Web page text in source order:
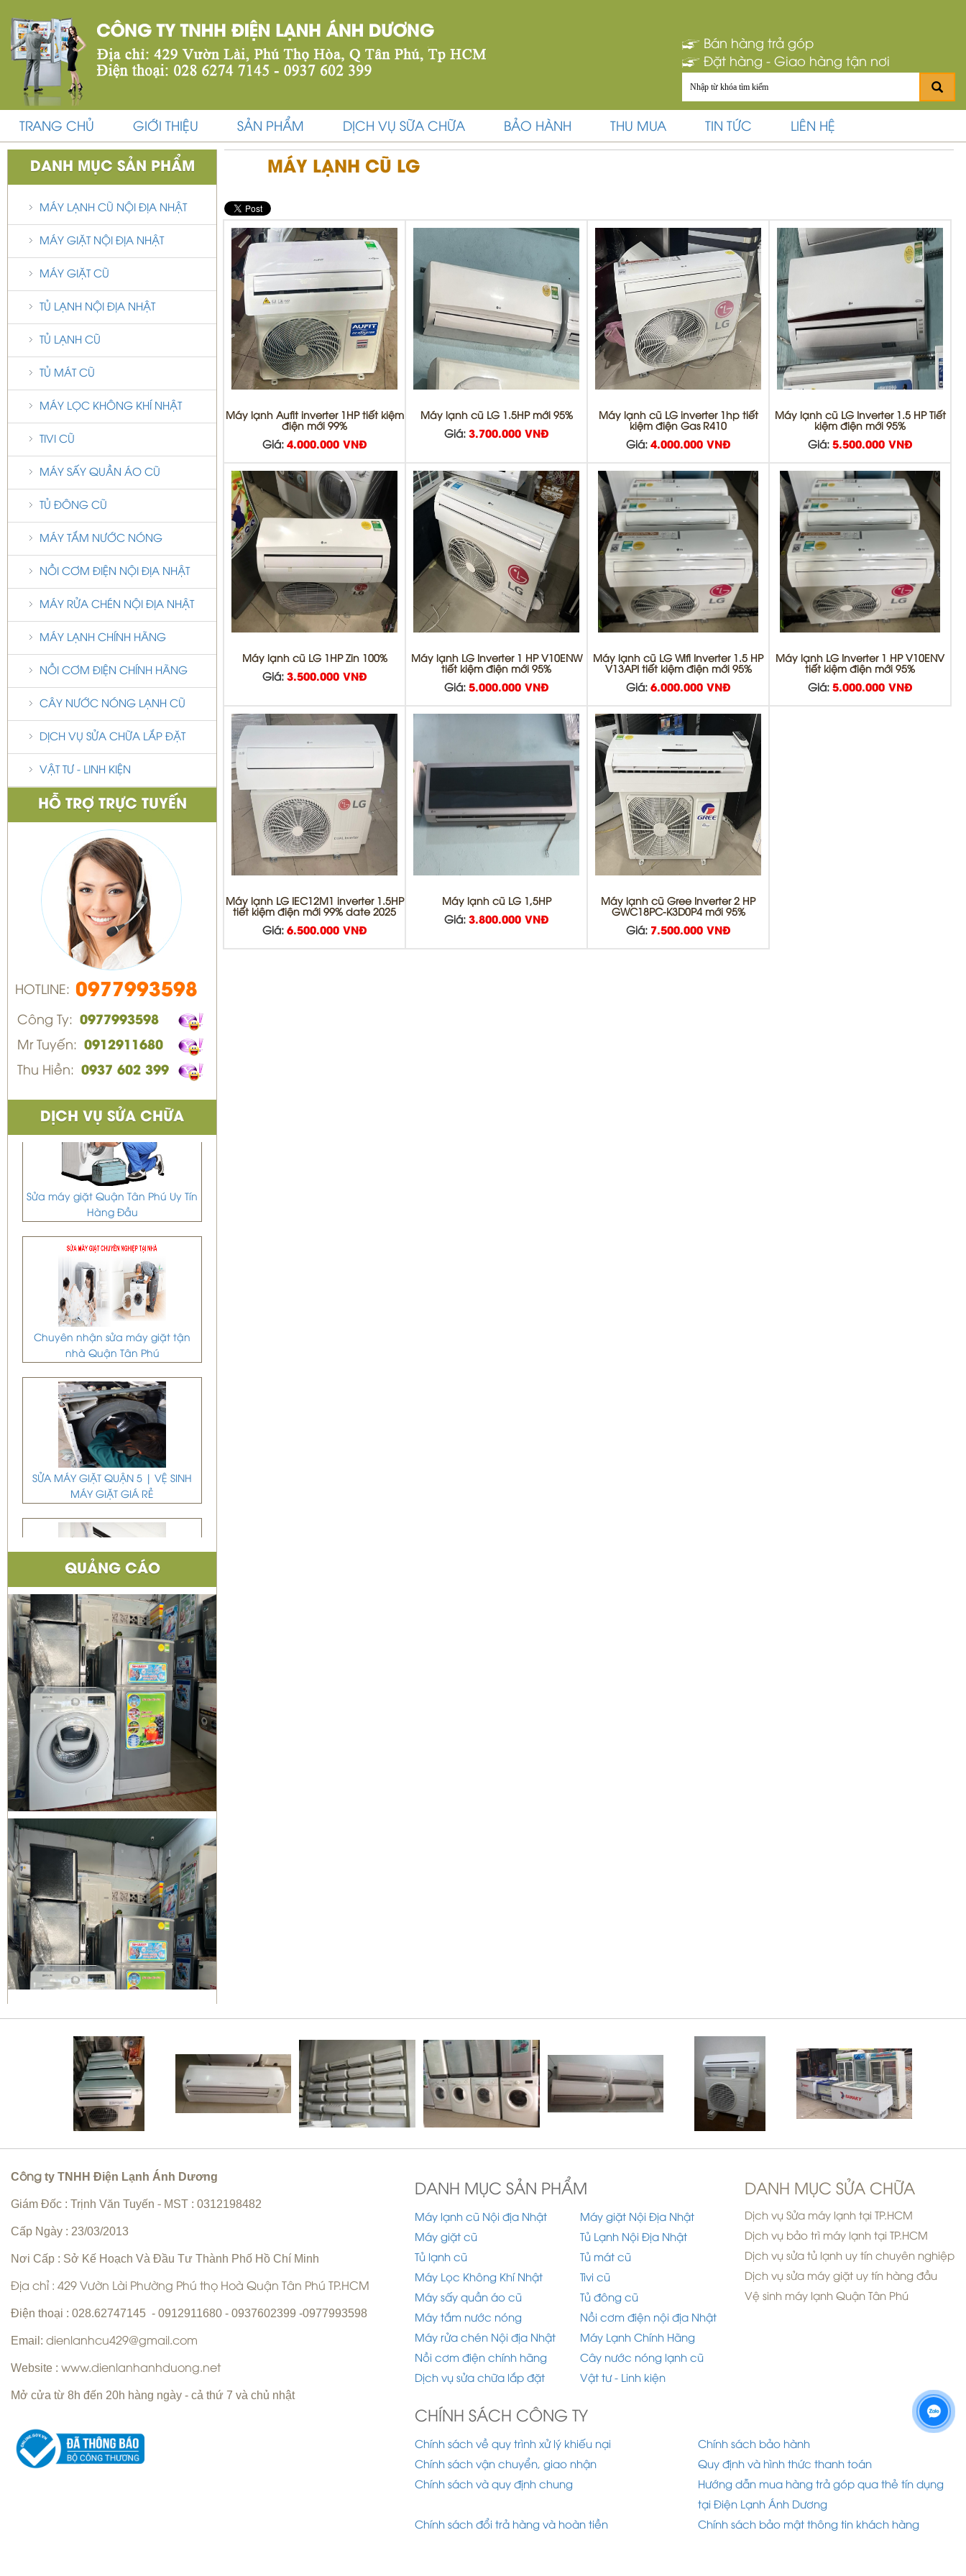
Bán hàng trả góp
Đặt hàng - Giao hàng tận nơi
TRANG CHỦ GIỚI THIỆU SẢN PHẨM DỊCH VỤ SỮA CHỮA BẢO HÀNH THU MUA TIN TỨC LIÊN HỆ
DANH MỤC SẢN PHẨM
MÁY LẠNH CŨ NỘI ĐỊA NHẬT
MÁY GIẶT NỘI ĐỊA NHẬT
MÁY GIẶT CŨ
TỦ LẠNH NỘI ĐỊA NHẬT
TỦ LẠNH CŨ
TỦ MÁT CŨ
MÁY LỌC KHÔNG KHÍ NHẬT
TIVI CŨ
MÁY SẤY QUẦN ÁO CŨ
TỦ ĐÔNG CŨ
MÁY TẮM NƯỚC NÓNG
NỒI CƠM ĐIỆN NỘI ĐỊA NHẬT
MÁY RỬA CHÉN NỘI ĐỊA NHẬT
MÁY LẠNH CHÍNH HÃNG
NỒI CƠM ĐIỆN CHÍNH HÃNG
CÂY NƯỚC NÓNG LẠNH CŨ
DỊCH VỤ SỬA CHỮA LẮP ĐẶT
VẬT TƯ - LINH KIỆN
HỖ TRỢ TRỰC TUYẾN
HOTLINE: 0977993598
Công Ty: 0977993598
Mr Tuyến: 0912911680
Thu Hiền: 0937 602 399
DỊCH VỤ SỬA CHỮA
Sửa máy giặt Quận Tân Phú Uy Tín
Hàng Đầu
Chuyên nhận sửa máy giặt tận
nhà Quận Tân Phú
SỬA MÁY GIẶT QUẬN 5 | VỆ SINH
MÁY GIẶT GIÁ RẺ
DỊCH VỤ DI DỜI THÁO VÀ LẮP ĐẶT
MÁY LẠNH QUẬN BÌNH TÂN
Sửa tủ lạnh Quận 1 | Bơm Gas tủ
lạnh Quận 1
Sửa máy giặt Quận 3 | vệ sinh máy
giặt quận 3
máy giặt giá rẻ
Bơm gas máy lạnh quận 10
máy lạnh Quận 6 |
Sửa máy lạnh Quận 5 - Bảo trì máy
lạnh Quận 5
Hàng Đầu
QUẢNG CÁO
MÁY LẠNH CŨ LG
Máy lạnh Aufit inverter 1HP tiết kiệm
điện mới 99%
Giá: 4.000.000 VNĐ
Máy lạnh cũ LG 1.5HP mới 95%
Giá: 3.700.000 VNĐ
Máy lạnh cũ LG inverter 1hp tiết
kiệm điện Gas R410
Giá: 4.000.000 VNĐ
Máy lạnh cũ LG Inverter 1.5 HP Tiết
kiệm điện mới 95%
Giá: 5.500.000 VNĐ
Máy lạnh cũ LG 1HP Zin 100%
Giá: 3.500.000 VNĐ
Máy lạnh LG Inverter 1 HP V10ENW
tiết kiệm điện mới 95%
Giá: 5.000.000 VNĐ
Máy lạnh cũ LG Wifi Inverter 1.5 HP
V13API tiết kiệm điện mới 95%
Giá: 6.000.000 VNĐ
Máy lạnh LG Inverter 1 HP V10ENV
tiết kiệm điện mới 95%
Giá: 5.000.000 VNĐ
Máy lạnh LG IEC12M1 inverter 1.5HP
tiết kiệm điện mới 99% date 2025
Giá: 6.500.000 VNĐ
Máy lạnh cũ LG 1,5HP
Giá: 3.800.000 VNĐ
Máy lạnh cũ Gree Inverter 2 HP
GWC18PC-K3D0P4 mới 95%
Giá: 7.500.000 VNĐ
Công ty TNHH Điện Lạnh Ánh Dương
Giám Đốc : Trịnh Văn Tuyến - MST : 0312198482
Cấp Ngày : 23/03/2013
Nơi Cấp : Sở Kế Hoạch Và Đầu Tư Thành Phố Hồ Chí Minh
Địa chỉ : 429 Vườn Lài Phường Phú thọ Hoà Quận Tân Phú TP.HCM
Điện thoại : 028.62747145 - 0912911680 - 0937602399 -0977993598
Email: dienlanhcu429@gmail.com
Website : www.dienlanhanhduong.net
Mở cửa từ 8h đến 20h hàng ngày - cả thứ 7 và chủ nhật
DANH MỤC SẢN PHẨM
Máy lạnh cũ Nội địa Nhật
Máy giặt Nội Địa Nhật
Máy giặt cũ
Tủ Lạnh Nội Địa Nhật
Tủ lạnh cũ
Tủ mát cũ
Máy Lọc Không Khí Nhật
Tivi cũ
Máy sấy quần áo cũ
Tủ đông cũ
Máy tắm nước nóng
Nồi cơm điện nội địa Nhật
Máy rửa chén Nội địa Nhật
Máy Lạnh Chính Hãng
Nồi cơm điện chính hãng
Cây nước nóng lạnh cũ
Dịch vụ sửa chữa lắp đặt
Vật tư - Linh kiện
DANH MỤC SỬA CHỮA
Dịch vụ Sửa máy lạnh tại TP.HCM
Dịch vụ bảo trì máy lạnh tại TP.HCM
Dịch vụ sửa tủ lạnh uy tín chuyên nghiệp
Dịch vụ sửa máy giặt uy tín hàng đầu
Vệ sinh máy lạnh Quận Tân Phú
CHÍNH SÁCH CÔNG TY
Chính sách về quy trình xử lý khiếu nại
Chính sách bảo hành
Chính sách vận chuyển, giao nhận
Quy định và hình thức thanh toán
Chính sách và quy định chung
Hướng dẫn mua hàng trả góp qua thẻ tín dụng
tại Điện Lạnh Ánh Dương
Chính sách đổi trả hàng và hoàn tiền
Chính sách bảo mật thông tin khách hàng